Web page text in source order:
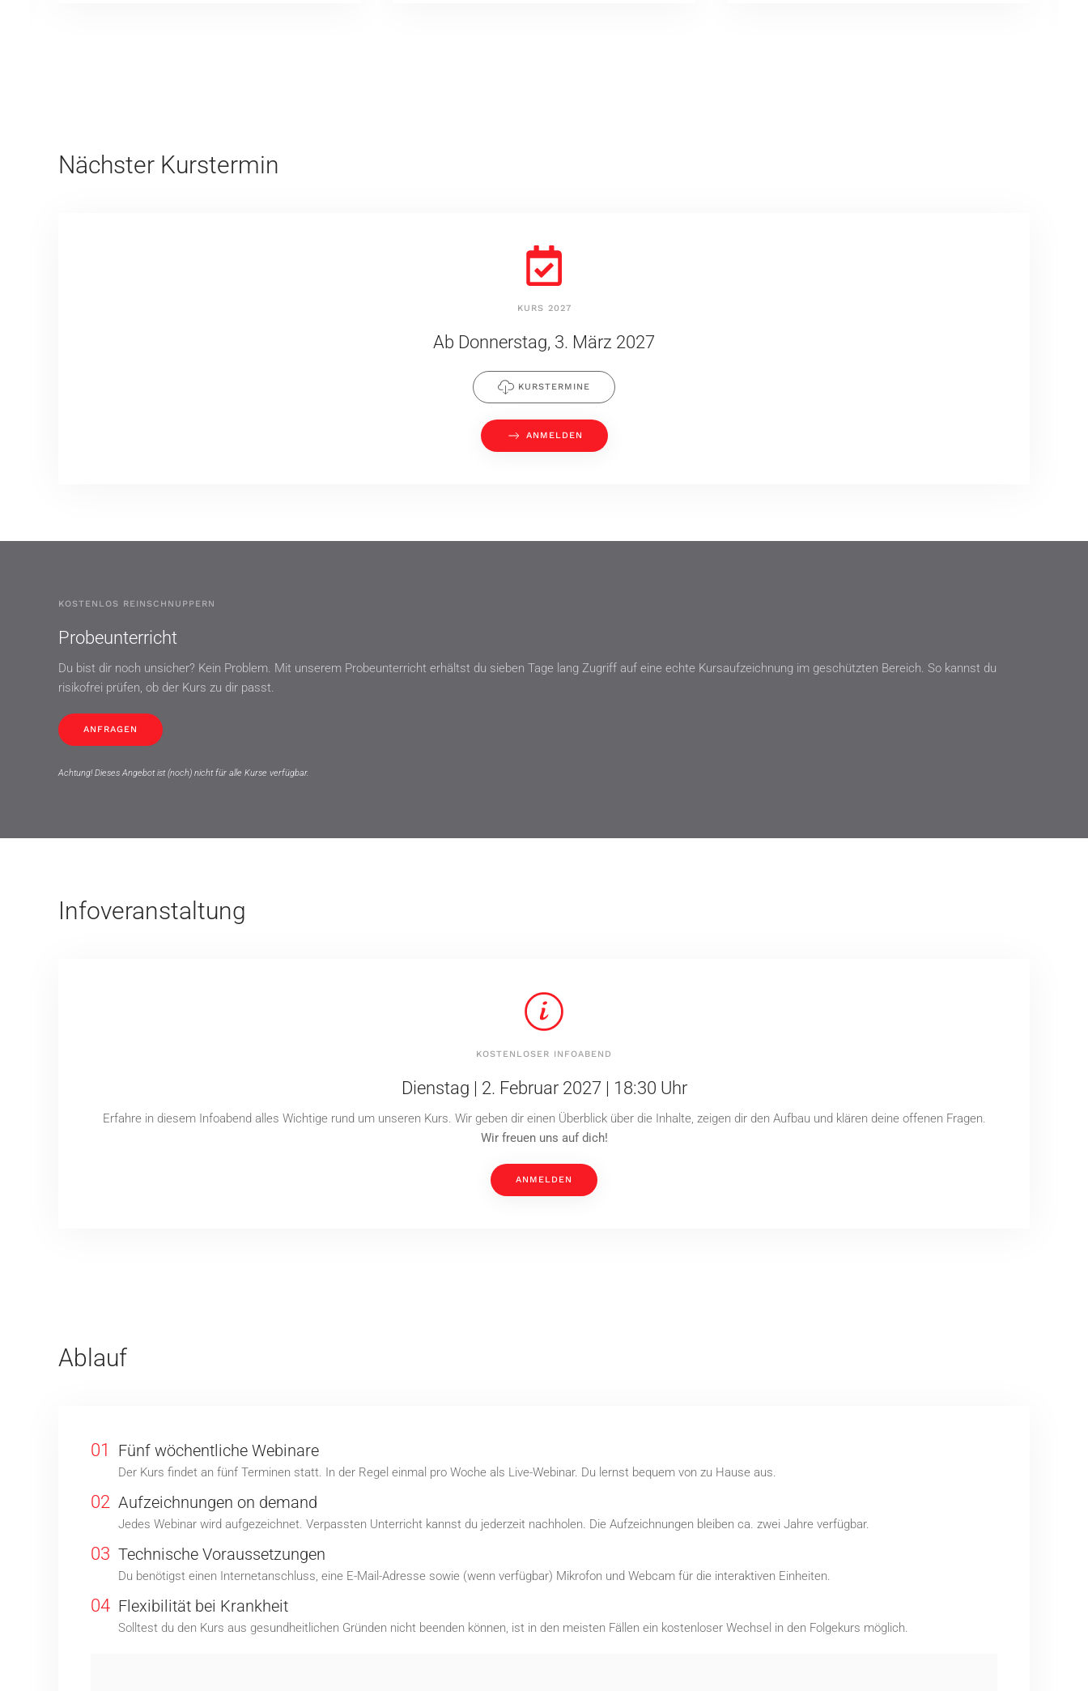
Nächster Kurstermin
KURS 2027
Ab Donnerstag, 3. März 2027
KURSTERMINE
ANMELDEN
KOSTENLOS REINSCHNUPPERN
Probeunterricht
Du bist dir noch unsicher? Kein Problem. Mit unserem Probeunterricht erhältst du sieben Tage lang Zugriff auf eine echte Kursaufzeichnung im geschützten Bereich. So kannst du
risikofrei prüfen, ob der Kurs zu dir passt.
ANFRAGEN
Achtung! Dieses Angebot ist (noch) nicht für alle Kurse verfügbar.
Infoveranstaltung
KOSTENLOSER INFOABEND
Dienstag | 2. Februar 2027 | 18:30 Uhr
Erfahre in diesem Infoabend alles Wichtige rund um unseren Kurs. Wir geben dir einen Überblick über die Inhalte, zeigen dir den Aufbau und klären deine offenen Fragen.
Wir freuen uns auf dich!
ANMELDEN
Ablauf
01 Fünf wöchentliche Webinare
Der Kurs findet an fünf Terminen statt. In der Regel einmal pro Woche als Live-Webinar. Du lernst bequem von zu Hause aus.
02 Aufzeichnungen on demand
Jedes Webinar wird aufgezeichnet. Verpassten Unterricht kannst du jederzeit nachholen. Die Aufzeichnungen bleiben ca. zwei Jahre verfügbar.
03 Technische Voraussetzungen
Du benötigst einen Internetanschluss, eine E-Mail-Adresse sowie (wenn verfügbar) Mikrofon und Webcam für die interaktiven Einheiten.
04 Flexibilität bei Krankheit
Solltest du den Kurs aus gesundheitlichen Gründen nicht beenden können, ist in den meisten Fällen ein kostenloser Wechsel in den Folgekurs möglich.